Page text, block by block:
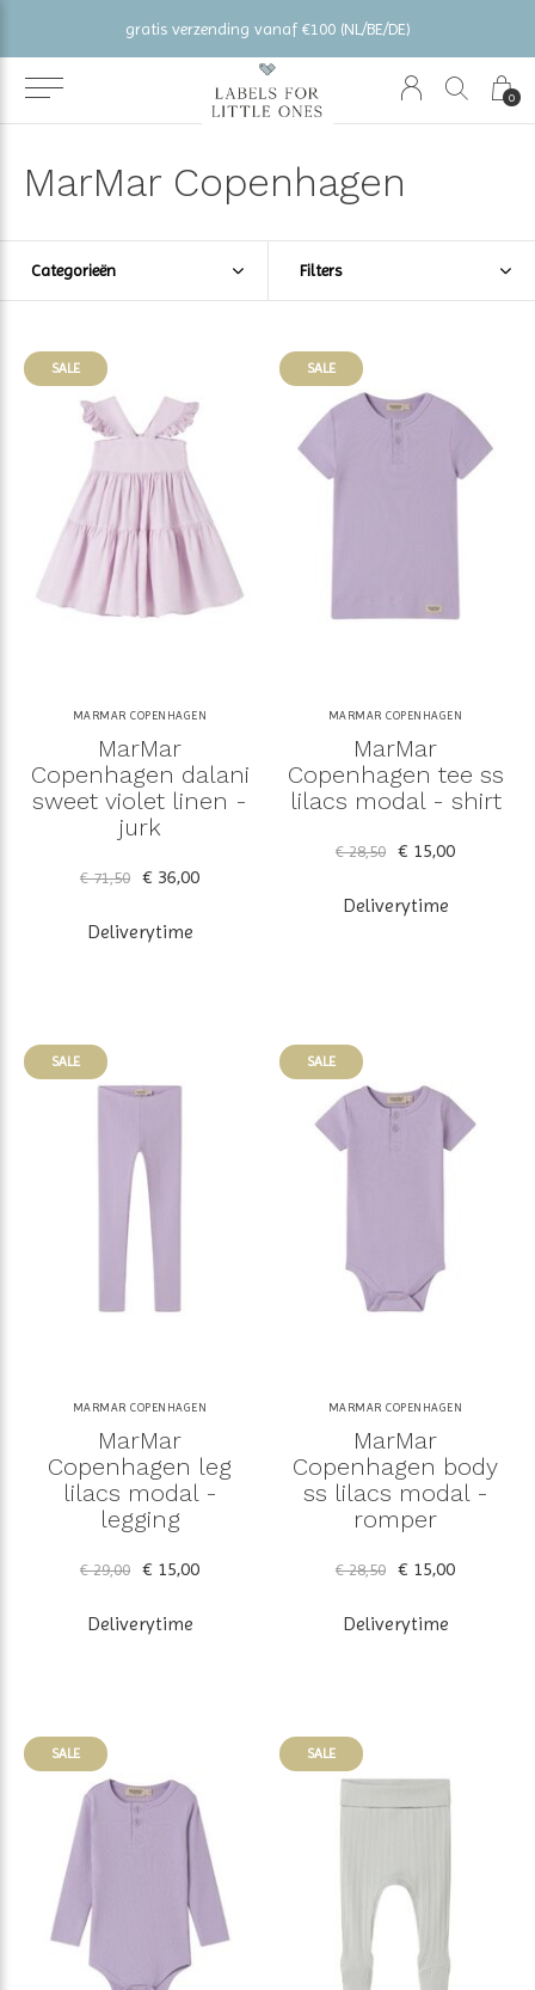
0
gratis verzending vanaf €100 (NL/BE/DE)
MarMar Copenhagen
Categorieën Filters
SALE
MARMAR COPENHAGEN
MarMar
Copenhagen dalani
sweet violet linen -
jurk
€ 71,50 € 36,00
Deliverytime
SALE
MARMAR COPENHAGEN
MarMar
Copenhagen tee ss
lilacs modal - shirt
€ 28,50 € 15,00
Deliverytime
SALE
MARMAR COPENHAGEN
MarMar
Copenhagen leg
lilacs modal -
legging
€ 29,00 € 15,00
Deliverytime
SALE
MARMAR COPENHAGEN
MarMar
Copenhagen body
ss lilacs modal -
romper
€ 28,50 € 15,00
Deliverytime
SALE SALE